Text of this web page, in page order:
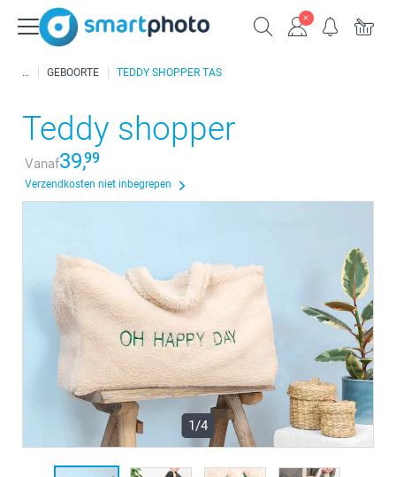
GEBOORTE TEDDY SHOPPER TAS
Teddy shopper
Vanaf39,99
Verzendkosten niet inbegrepen
1/4